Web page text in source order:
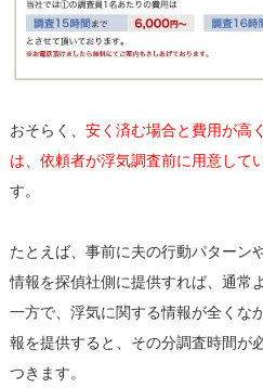
おそらく、 安く済む場合と費用が高
は、依頼者が浮気調査前に用意して
す。
たとえば、事前に夫の行動パターン
情報を探偵社側に提供すれば、通常
一方で、浮気に関する情報が全くな
報を提供すると、その分調査時間が
つきます。